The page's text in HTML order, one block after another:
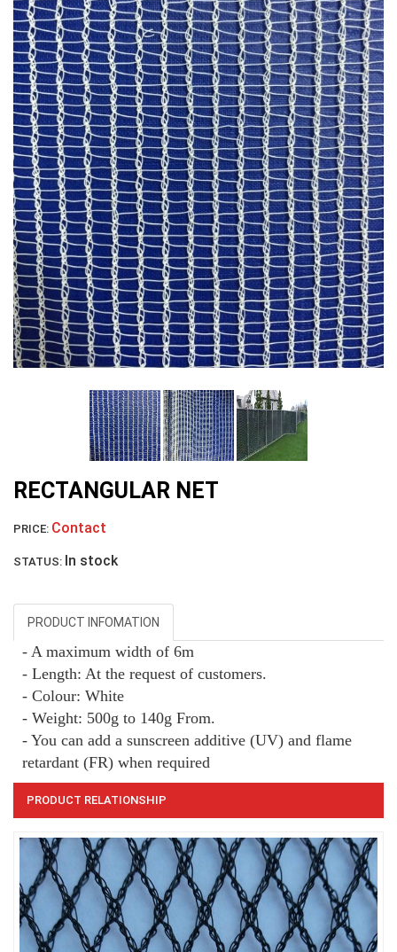
LƯỚI HÀNG RÀO HÌNH VUÔNG
RECTANGULAR NET
PRICE: Contact
STATUS: In stock
PRODUCT INFOMATION
- A maximum width of 6m
- Length: At the request of customers.
- Colour: White
- Weight: 500g to 140g From.
- You can add a sunscreen additive (UV) and flame
retardant (FR) when required
PRODUCT RELATIONSHIP